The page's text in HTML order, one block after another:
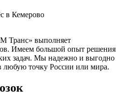
Транс» выполняет
Имеем большой опыт решения
задач. Мы надежно и выгодно
любую точку России или мира.